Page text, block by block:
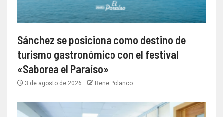
Sánchez se posiciona como destino de
turismo gastronómico con el festival
«Saborea el Paraíso»
3 de agosto de 2026 Rene Polanco